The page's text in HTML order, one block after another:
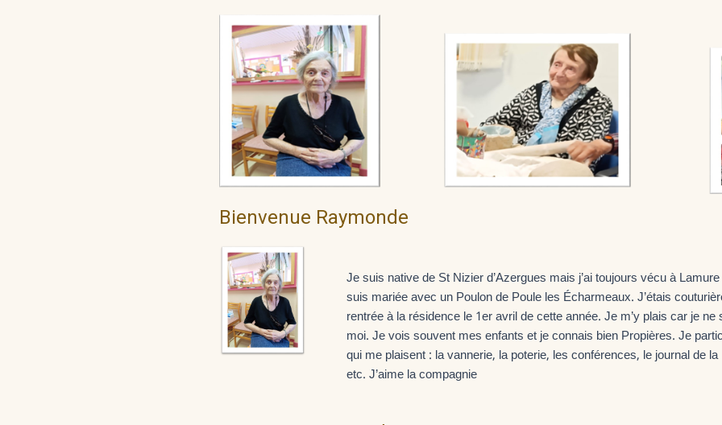
Bienvenue Raymonde
Je suis native de St Nizier d’Azergues mais j’ai toujours vécu à
suis mariée avec un Poulon de Poule les Écharmeaux. J’étais
rentrée à la résidence le 1er avril de cette année. Je m’y plais car je
moi. Je vois souvent mes enfants et je connais bien Propières. Je
qui me plaisent : la vannerie, la poterie, les conférences, le journal de
etc. J’aime la compagnie